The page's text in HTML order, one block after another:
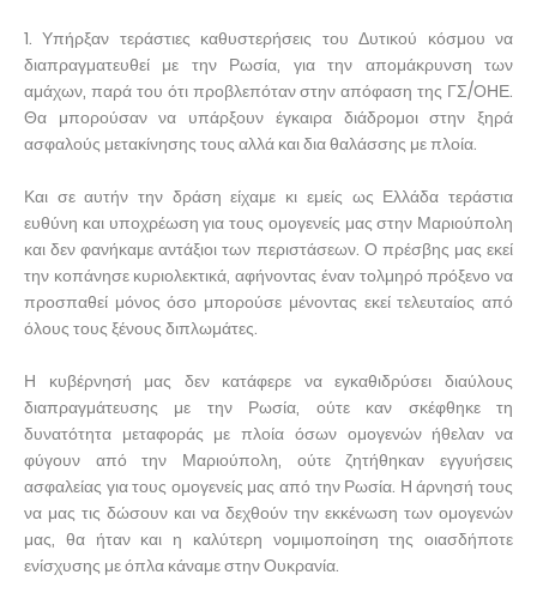
1. Υπήρξαν τεράστιες καθυστερήσεις του Δυτικού κόσμου να
διαπραγματευθεί με την Ρωσία, για την απομάκρυνση των
αμάχων, παρά του ότι προβλεπόταν στην απόφαση της ΓΣ/ΟΗΕ.
Θα μπορούσαν να υπάρξουν έγκαιρα διάδρομοι στην ξηρά
ασφαλούς μετακίνησης τους αλλά και δια θαλάσσης με πλοία.
Και σε αυτήν την δράση είχαμε κι εμείς ως Ελλάδα τεράστια
ευθύνη και υποχρέωση για τους ομογενείς μας στην Μαριούπολη
και δεν φανήκαμε αντάξιοι των περιστάσεων. Ο πρέσβης μας εκεί
την κοπάνησε κυριολεκτικά, αφήνοντας έναν τολμηρό πρόξενο να
προσπαθεί μόνος όσο μπορούσε μένοντας εκεί τελευταίος από
όλους τους ξένους διπλωμάτες.
Η κυβέρνησή μας δεν κατάφερε να εγκαθιδρύσει διαύλους
διαπραγμάτευσης με την Ρωσία, ούτε καν σκέφθηκε τη
δυνατότητα μεταφοράς με πλοία όσων ομογενών ήθελαν να
φύγουν από την Μαριούπολη, ούτε ζητήθηκαν εγγυήσεις
ασφαλείας για τους ομογενείς μας από την Ρωσία. Η άρνησή τους
να μας τις δώσουν και να δεχθούν την εκκένωση των ομογενών
μας, θα ήταν και η καλύτερη νομιμοποίηση της οιασδήποτε
ενίσχυσης με όπλα κάναμε στην Ουκρανία.